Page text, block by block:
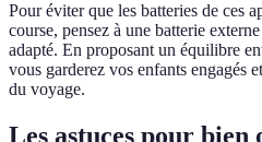
Pour éviter que les batteries de ces
course, pensez à une batterie
adapté. En proposant un équilibre
vous garderez vos enfants engagés
du voyage.
Les astuces pour bien